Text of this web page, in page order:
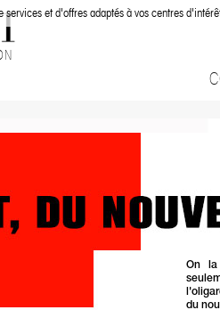
et d'offres adaptés à vos centres
On la
du